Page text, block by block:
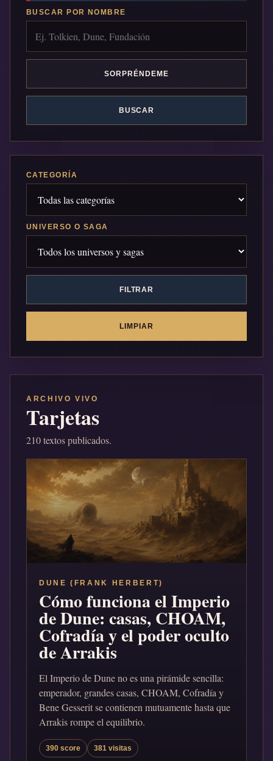
BUSCAR POR NOMBRE
SORPRÉNDEME
BUSCAR
CATEGORÍA
UNIVERSO O SAGA
FILTRAR
LIMPIAR
ARCHIVO VIVO
Tarjetas
210 textos publicados.
DUNE (FRANK HERBERT)
Cómo funciona el Imperio
de Dune: casas, CHOAM,
Cofradía y el poder oculto
de Arrakis
El Imperio de Dune no es una pirámide sencilla:
emperador, grandes casas, CHOAM, Cofradía y
Bene Gesserit se contienen mutuamente hasta que
Arrakis rompe el equilibrio.
390 score 381 visitas